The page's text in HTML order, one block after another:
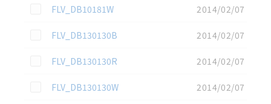
この資料を選択
FLV_DB10181W
2014/02/07
この資料を選択
FLV_DB130130B
2014/02/07
この資料を選択
FLV_DB130130R
2014/02/07
この資料を選択
FLV_DB130130W
2014/02/07